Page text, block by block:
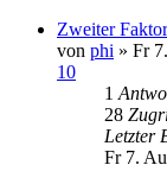
Zweiter
von phi » Fr
10
1
28
Letzter
Fr 7.